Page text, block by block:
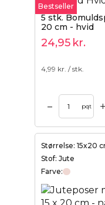
Bestseller
5 stk.
20 cm - hvid
24,95 kr.
4,99 kr. / stk.
– pqt +
Størrelse: 15x20
Stof: Jute
Farve: